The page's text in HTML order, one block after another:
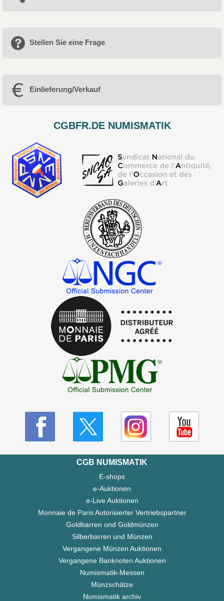
Stellen Sie eine Frage
Einlieferung/Verkauf
CGBFR.DE NUMISMATIK
CGB NUMISMATIK
E-shops
e-Auktionen
e-Live Auktionen
Monnaie de Paris Autorisierter Vertriebspartner
Goldbarren und Goldmünzen
Silberbarren und Münzen
Vergangene Münzen Auktionen
Vergangene Banknoten Auktionen
Numismatik-Messen
Münzschätze
Numismatik archiv